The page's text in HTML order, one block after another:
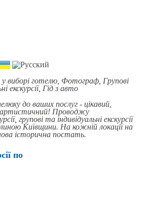
виборі готелю, Фотограф, Групові
екскурсії, Гід з авто
до ваших послуг - цікавий,
артистичний! Проводжу
групові та індивідуальні екскурсії
Київщини. На кожній локації на
історична постать.
по